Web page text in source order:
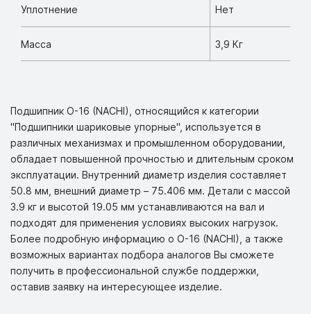
Уплотнение Нет
Масса 3,9 Кг
Подшипник O-16 (NACHI), относящийся к категории
"Подшипники шариковые упорные", используется в
различных механизмах и промышленном оборудовании,
обладает повышенной прочностью и длительным сроком
эксплуатации. Внутренний диаметр изделия составляет
50.8 мм, внешний диаметр – 75.406 мм. Детали с массой
3.9 кг и высотой 19.05 мм устанавливаются на вал и
подходят для применения условиях высоких нагрузок.
Более подробную информацию о O-16 (NACHI), а также
возможных вариантах подбора аналогов Вы сможете
получить в профессиональной службе поддержки,
оставив заявку на интересующее изделие.